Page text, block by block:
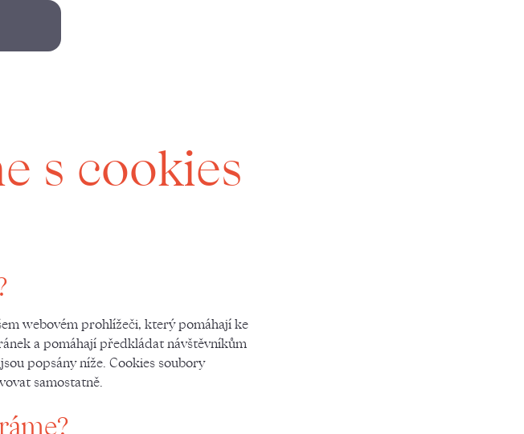
s cookies
webovém prohlížeči, který pomáhají ke
a pomáhají předkládat návštěvníkům
popsány níže. Cookies soubory
samostatně.